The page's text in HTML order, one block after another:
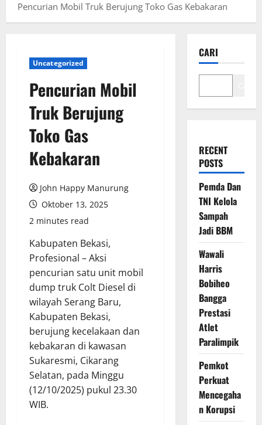
Pencurian Mobil Truk Berujung Toko Gas Kebakaran
Uncategorized
Pencurian Mobil
Truk Berujung
Toko Gas
Kebakaran
John Happy Manurung
Oktober 13, 2025
2 minutes read
Kabupaten Bekasi,
Profesional – Aksi
pencurian satu unit mobil
dump truk Colt Diesel di
wilayah Serang Baru,
Kabupaten Bekasi,
berujung kecelakaan dan
kebakaran di kawasan
Sukaresmi, Cikarang
Selatan, pada Minggu
(12/10/2025) pukul 23.30
WIB.
CARI
RECENT
POSTS
Pemda Dan
TNI Kelola
Sampah
Jadi BBM
Wawali
Harris
Bobiheo
Bangga
Prestasi
Atlet
Paralimpik
Pemkot
Perkuat
Mencegaha
n Korupsi